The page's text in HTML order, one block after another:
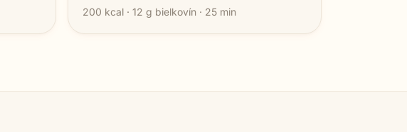
200 kcal · 12 g bielkovín · 25min